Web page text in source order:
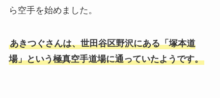
ら空手を始めました。
あきつぐさんは、世田谷区野沢にある「塚本道
場」という極真空手道場に通っていたようです。